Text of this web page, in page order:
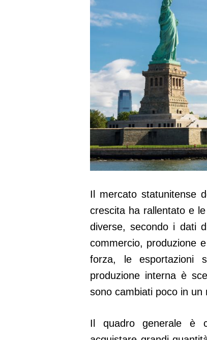
Il mercato statunitense
crescita ha rallentato e
diverse, secondo i dati
commercio, produzione
forza, le esportazioni
produzione interna è
sono cambiati poco in
Il quadro generale è